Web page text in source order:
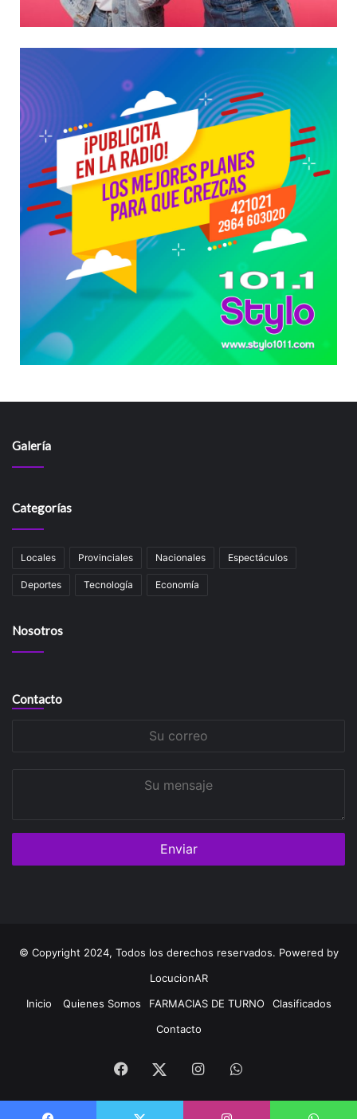
Galería
Categorías
Locales Provinciales Nacionales Espectáculos
Deportes Tecnología Economía
Nosotros
Contacto
© Copyright 2024, Todos los derechos reservados. Powered by
LocucionAR
Inicio
Quienes Somos FARMACIAS DE TURNO
Clasificados
Contacto
Facebook
TwitterInstagramWhatsapp